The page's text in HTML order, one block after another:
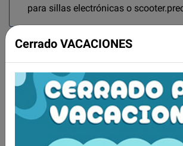
para sillas electrónicas o scooter.
Aún no existen
Cerrado VACACIONES